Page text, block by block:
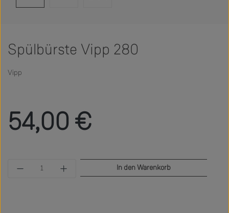
Spülbürste Vipp 280
Vipp
54,00 €
Produkt Anzahl: Gib den gewünschten Wert
In den Warenkorb